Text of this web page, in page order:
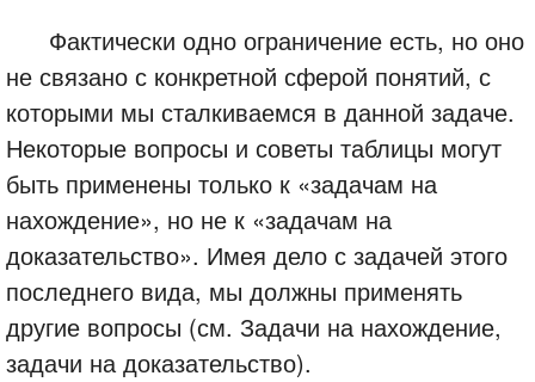
Фактически одно ограничение есть, но оно
не связано с конкретной сферой понятий, с
которыми мы сталкиваемся в данной задаче.
Некоторые вопросы и советы таблицы могут
быть применены только к «задачам на
нахождение», но не к «задачам на
доказательство». Имея дело с задачей этого
последнего вида, мы должны применять
другие вопросы (см. Задачи на нахождение,
задачи на доказательство).